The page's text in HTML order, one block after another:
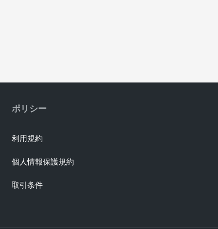
ポリシー
利用規約
個人情報保護規約
取引条件